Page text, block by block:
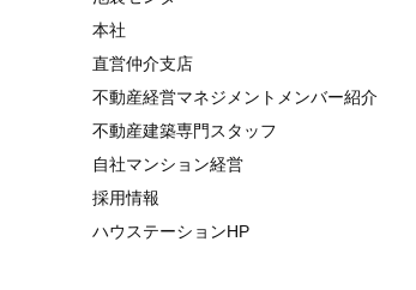
本社
直営仲介支店
不動産経営マネジメントメンバー紹介
不動産建築専門スタッフ
自社マンション経営
採用情報
ハウステーションHP